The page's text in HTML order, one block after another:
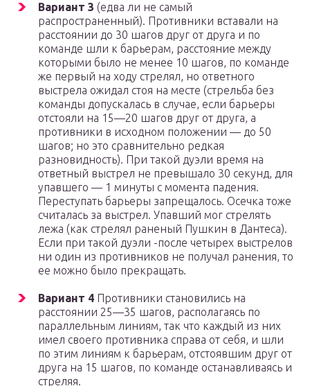
Вариант 3 (едва ли не самый
распространенный). Противники вставали на
расстоянии до 30 шагов друг от друга и по
команде шли к барьерам, расстояние между
которыми было не менее 10 шагов, по команде
же первый на ходу стрелял, но ответного
выстрела ожидал стоя на месте (стрельба без
команды допускалась в случае, если барьеры
отстояли на 15—20 шагов друг от друга, а
противники в исходном положении — до 50
шагов; но это сравнительно редкая
разновидность). При такой дуэли время на
ответный выстрел не превышало 30 секунд, для
упавшего — 1 минуты с момента падения.
Переступать барьеры запрещалось. Осечка тоже
считалась за выстрел. Упавший мог стрелять
лежа (как стрелял раненый Пушкин в Дантеса).
Если при такой дуэли -после четырех выстрелов
ни один из противников не получал ранения, то
ее можно было прекращать.
Вариант 4 Противники становились на
расстоянии 25—35 шагов, располагаясь по
параллельным линиям, так что каждый из них
имел своего противника справа от себя, и шли
по этим линиям к барьерам, отстоявшим друг от
друга на 15 шагов, по команде останавливаясь и
стреляя.